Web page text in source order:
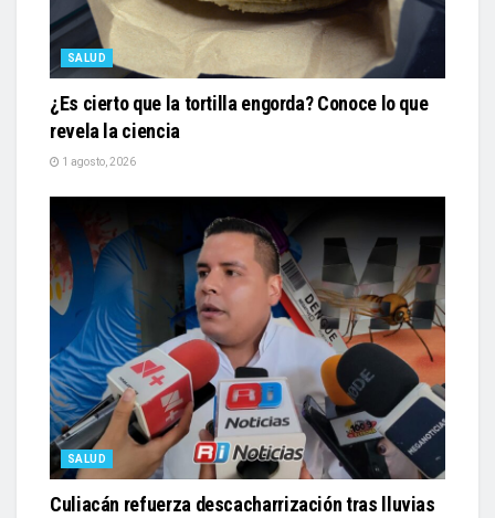
SALUD
¿Es cierto que la tortilla engorda? Conoce lo que
revela la ciencia
1 agosto, 2026
SALUD
Culiacán refuerza descacharrización tras lluvias